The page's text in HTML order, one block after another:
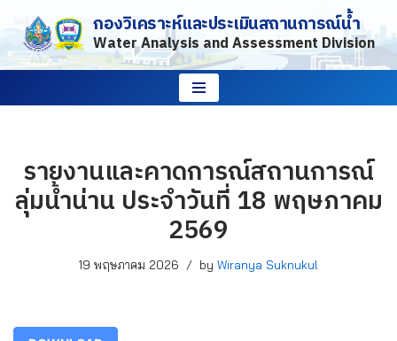
Skip
to
กองวิเคราะห์และประเมินสถานการณ์น้ำ
Water Analysis and Assessment Division
รายงานและคาดการณ์สถานการณ์
ลุ่มน้ำน่าน ประจำวันที่ 18 พฤษภาคม
2569
19 พฤษภาคม 2026 by Wiranya Suknukul